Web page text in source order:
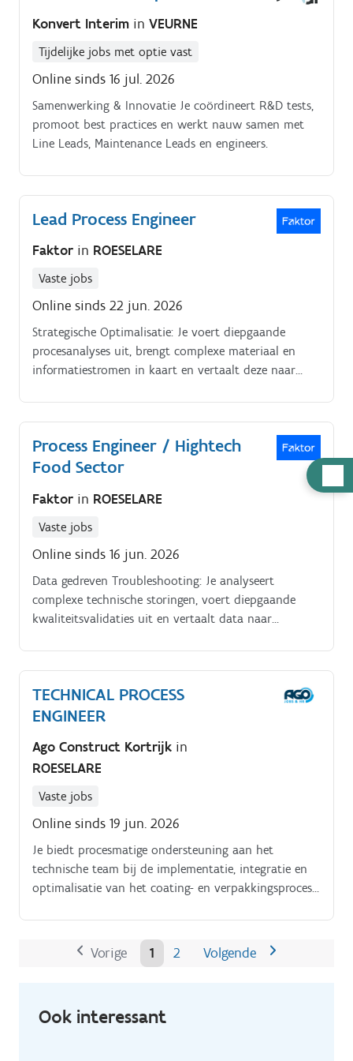
Konvert Interim in VEURNE
Tijdelijke jobs met optie vast
Online sinds 16 jul. 2026
Samenwerking & Innovatie Je coördineert R&D tests,
promoot best practices en werkt nauw samen met
Line Leads, Maintenance Leads en engineers.
Lead Process Engineer
Faktor in ROESELARE
Vaste jobs
Online sinds 22 jun. 2026
Strategische Optimalisatie: Je voert diepgaande
procesanalyses uit, brengt complexe materiaal en
informatiestromen in kaart en vertaalt deze naar
als projectregisseur bij de implementatie van
geavanceerde productielijnen en de industriële
opschaling van innovatieve productlanceringen.
Process Engineer / Hightech
Food Sector
Faktor in ROESELARE
Vaste jobs
Online sinds 16 jun. 2026
Data gedreven Troubleshooting: Je analyseert
complexe technische storingen, voert diepgaande
kwaliteitsvalidaties uit en vertaalt data naar
& Coaching: Je vormt de cruciale schakel tussen R&D
en engineering.
TECHNICAL PROCESS
ENGINEER
Ago Construct Kortrijk in
ROESELARE
Vaste jobs
Online sinds 19 jun. 2026
Je biedt procesmatige ondersteuning aan het
technische team bij de implementatie, integratie en
optimalisatie van het coating- en verpakkingsproces.
in lijn met de geldende proces- en kwaliteitsvereisten
Je analyseert en lost kleine technische storingen of
Je fungeert daarbij als intern aanspreekpunt voor
Vorige 1 2 Volgende
Ook interessant